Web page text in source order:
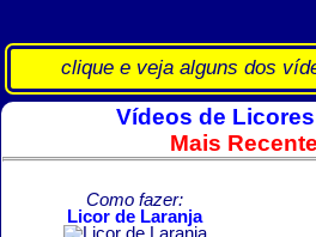
clique e veja alguns dos
Vídeos de
Mais
Como fazer:
Licor de Laranja